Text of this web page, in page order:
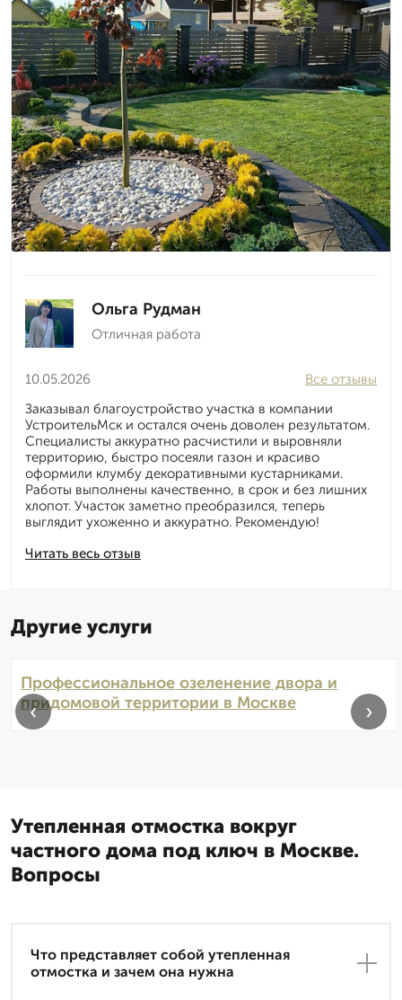
Ольга Рудман
Отличная работа
10.05.2026
Читать весь отзыв
Все отзывы
Заказывал благоустройство участка в компании
УстроительМск и остался очень доволен результатом.
Специалисты аккуратно расчистили и выровняли
территорию, быстро посеяли газон и красиво
оформили клумбу декоративными кустарниками.
Работы выполнены качественно, в срок и без лишних
хлопот. Участок заметно преобразился, теперь
выглядит ухоженно и аккуратно. Рекомендую!
Другие услуги
Профессиональное озеленение двора и
придомовой территории в Москве
‹ ›
Утепленная отмостка вокруг
частного дома под ключ в Москве.
Вопросы
Что представляет собой утепленная
отмостка и зачем она нужна